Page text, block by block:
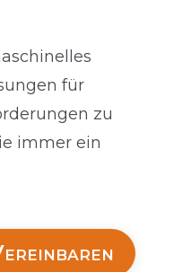
für
zu
immer ein